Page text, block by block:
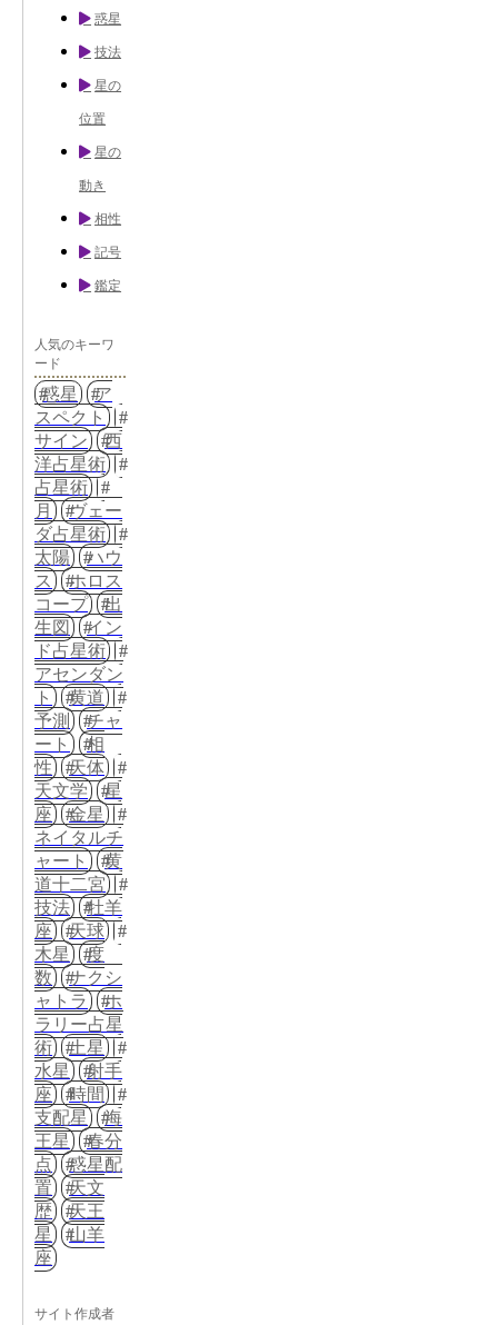
惑星
技法
星の
位置
星の
動き
相性
記号
鑑定
人気のキーワ
ード
惑星
ア
スペクト
サイン
西
洋占星術
占星術
月
ヴェー
ダ占星術
太陽
ハウ
ス
ホロス
コープ
出
生図
イン
ド占星術
アセンダン
ト
黄道
予測
チャ
ート
相
性
天体
天文学
星
座
金星
ネイタルチ
ャート
黄
道十二宮
技法
牡羊
座
天球
木星
度
数
ナクシ
ャトラ
ホ
ラリー占星
術
土星
水星
射手
座
時間
支配星
海
王星
春分
点
惑星配
置
天文
歴
天王
星
山羊
座
サイト作成者